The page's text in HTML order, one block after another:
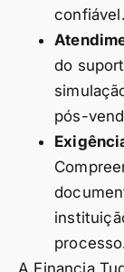
confiável.
do
pós-